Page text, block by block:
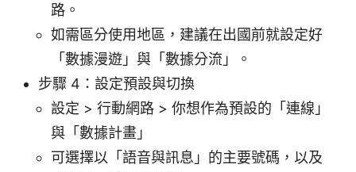
路。
如需區分使用地區，建議在出國前就設定好
「數據漫遊」與「數據分流」。
步驟 4：設定預設與切換
設定 > 行動網路 > 你想作為預設的「連線」
與「數據計畫」
可選擇以「語音與訊息」的主要號碼，以及